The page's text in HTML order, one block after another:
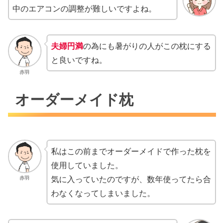
中のエアコンの調整が難しいですよね。
赤羽
夫婦円満の為にも暑がりの人がこの枕にする
と良いですね。
オーダーメイド枕
赤羽
私はこの前までオーダーメイドで作った枕を
使用していました。
気に入っていたのですが、数年使ってたら合
わなくなってしまいました。